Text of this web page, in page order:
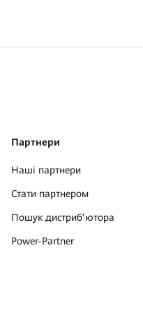
Партнери
Наші партнери
Стати партнером
Пошук дистриб’ютора
Power-Partner